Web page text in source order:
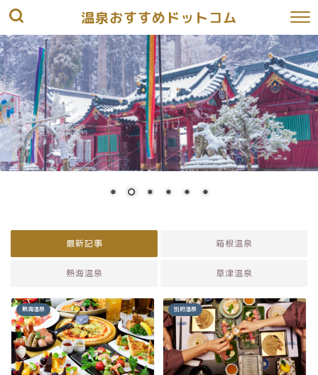
温泉おすすめドットコム
最新記事 箱根温泉
熱海温泉 草津温泉
熱海温泉 別府温泉